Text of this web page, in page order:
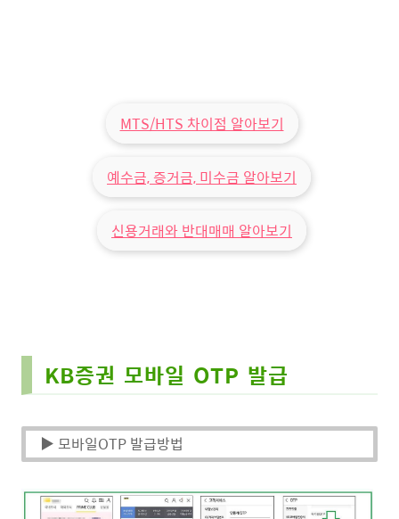
MTS/HTS 차이점 알아보기
예수금, 증거금, 미수금 알아보기
신용거래와 반대매매 알아보기
KB증권 모바일 OTP 발급
▶ 모바일OTP 발급방법